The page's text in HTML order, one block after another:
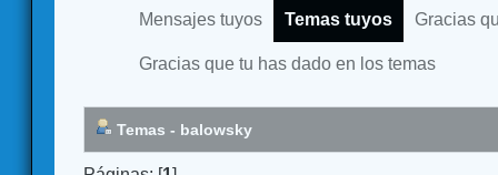
Mensajes tuyos Temas tuyos Gracias
Gracias que tu has dado en los temas
Temas - balowsky